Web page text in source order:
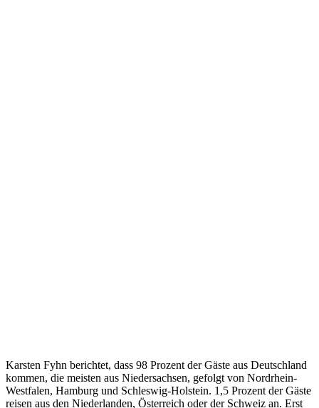
Karsten Fyhn berichtet, dass 98 Prozent der Gäste aus Deutschland
kommen, die meisten aus Niedersachsen, gefolgt von Nordrhein-
Westfalen, Hamburg und Schleswig-Holstein. 1,5 Prozent der Gäste
reisen aus den Niederlanden, Österreich oder der Schweiz an. Erst